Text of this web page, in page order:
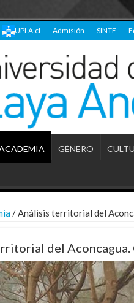
UPLA.cl Admisión SINTE
GÉNERO
/ Análisis territorial del
del Aconcagua.